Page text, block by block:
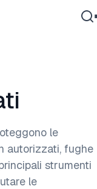
le
autorizzati, fughe
strumenti
le